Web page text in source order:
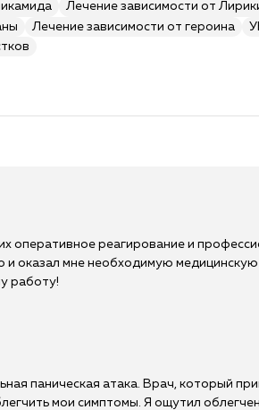
Лечение зависимости от
Лечение зависимости от героина
оперативное реагирование и
и оказал мне необходимую
работу!
паническая атака. Врач, который
мои симптомы. Я ощутил